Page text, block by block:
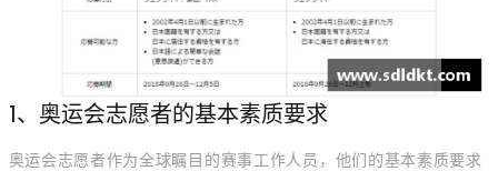
1、奥运会志愿者的基本素质要求
奥运会志愿者作为全球瞩目的赛事工作人员，他们的基本素质要求